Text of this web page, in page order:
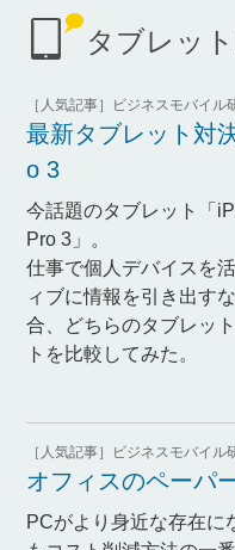
タブレッ
［人気記事］ビジネスモバイル
最新タブレット対
o 3
今話題のタブレット「
Pro 3」。
仕事で個人デバイスを
ィブに情報を引き出す
合、どちらのタブレッ
トを比較してみた。
［人気記事］ビジネスモバイル
オフィスのペーパ
PCがより身近な存在に